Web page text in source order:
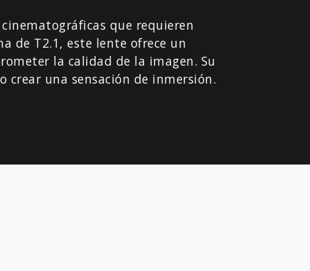
que requieren
de T2.1, este lente ofrece un
la calidad de la imagen. Su
crear una sensación de inmersión.